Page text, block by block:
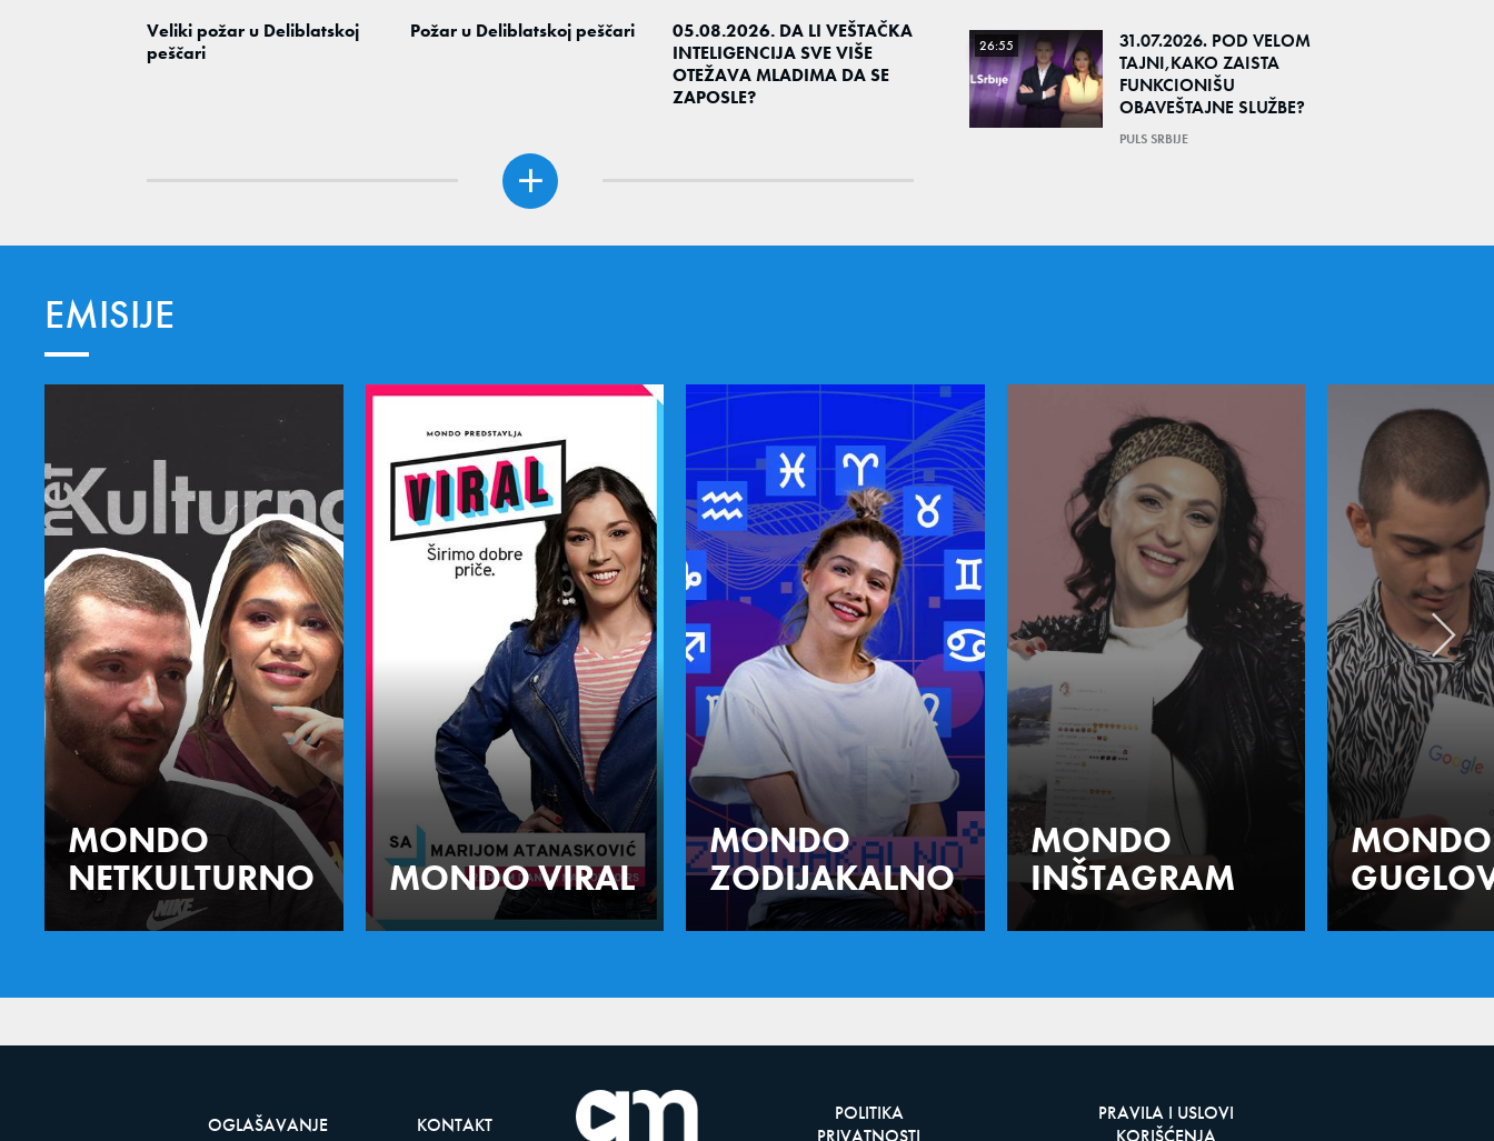
Veliki požar u Deliblatskoj
peščari
Požar u Deliblatskoj peščari
05.08.2026. DA LI VEŠTAČKA
INTELIGENCIJA SVE VIŠE
OTEŽAVA MLADIMA DA SE
ZAPOSLE?
26:55
31.07.2026. POD VELOM
TAJNI,KAKO ZAISTA
FUNKCIONIŠU
OBAVEŠTAJNE SLUŽBE?
PULS SRBIJE
EMISIJE
MONDO
NETKULTURNO
MONDO VIRAL
MONDO
ZODIJAKALNO
MONDO
INŠTAGRAM
MONDO
OGLAŠAVANJE KONTAKT
POLITIKA
PRIVATNOSTI
PRAVILA I USLOVI
KORIŠĆENJA